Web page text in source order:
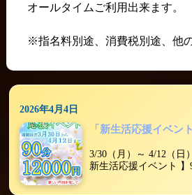
オールタイムご利用出来ます。
※指名料別途、消費税別途、他
2026年4月4日
「新生活応援イベント
3/30（月）～ 4/12（日
新生活応援イベント